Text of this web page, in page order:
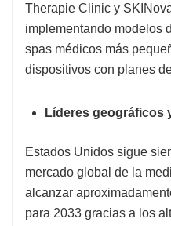
Therapie Clinic y
implementando modelos
spas médicos más
dispositivos con planes
Líderes geográficos
Estados Unidos sigue
mercado global de la
alcanzar
para 2033 gracias a los